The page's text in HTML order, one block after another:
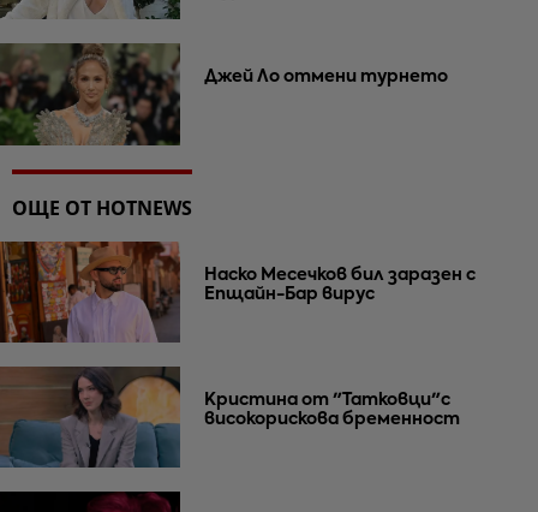
Джей Ло отмени турнето
ОЩЕ ОТ HOTNEWS
Наско Месечков бил заразен с
Епщайн-Бар вирус
Кристина от "Татковци"с
високорискова бременност